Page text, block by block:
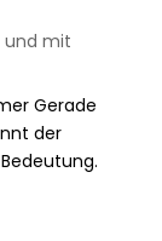
und mit
Gerade
der